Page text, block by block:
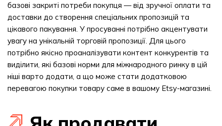
базові закриті потреби покупця — від зручної оплати та
доставки до створення спеціальних пропозицій та
цікавого пакування. У просуванні потрібно акцентувати
увагу на унікальній торговій пропозиції. Для цього
потрібно якісно проаналізувати контент конкурентів та
виділити, які базові норми для міжнародного ринку в цій
ніші варто додати, а що може стати додатковою
перевагою покупки товару саме в вашому Etsy-магазині.